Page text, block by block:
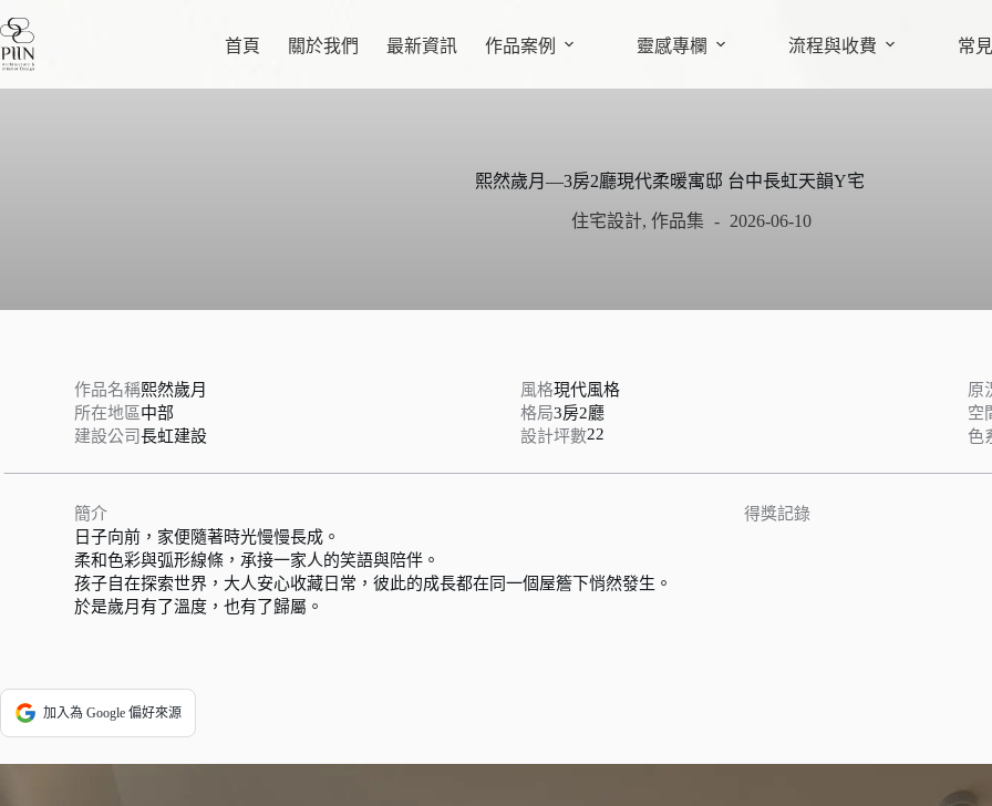
跳
至
主
要
首頁 關於我們 最新資訊 作品案例 靈感專欄 流程與收費 常
熙然歲月—3房2廳現代柔暖寓邸 台中長虹天韻Y宅
住宅設計,作品集 2026-06-10
作品名稱熙然歲月
所在地區中部
建設公司長虹建設
風格現代風格
格局3房2廳
設計坪數22
原
空
色
簡介
日子向前，家便隨著時光慢慢長成。
柔和色彩與弧形線條，承接一家人的笑語與陪伴。
孩子自在探索世界，大人安心收藏日常，彼此的成長都在同一個屋簷下悄然發生。
於是歲月有了溫度，也有了歸屬。
得獎記錄
加入為 Google 偏好來源